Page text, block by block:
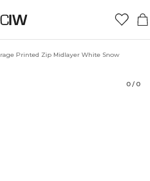
Printed Zip Midlayer White Snow
0 / 0